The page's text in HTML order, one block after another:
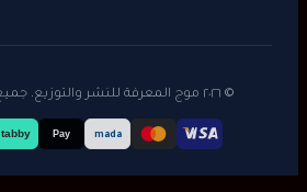
© ٢٠٢٦ موج المعرفة للنشر والتوزيع. جميع الحقوق محفوظة.
mada
Pay
tabby